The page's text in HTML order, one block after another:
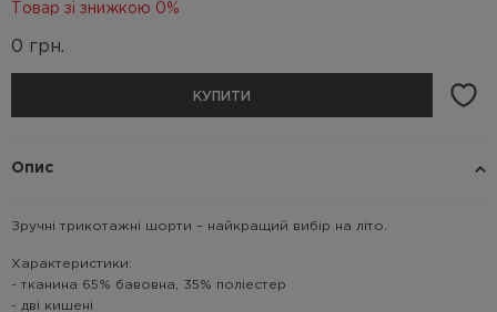
Товар зі знижкою 0%
0 грн.
КУПИТИ
Опис
Зручні трикотажні шорти – найкращий вибір на літо.
Характеристики:
- тканина 65% бавовна, 35% поліестер
- дві кишені